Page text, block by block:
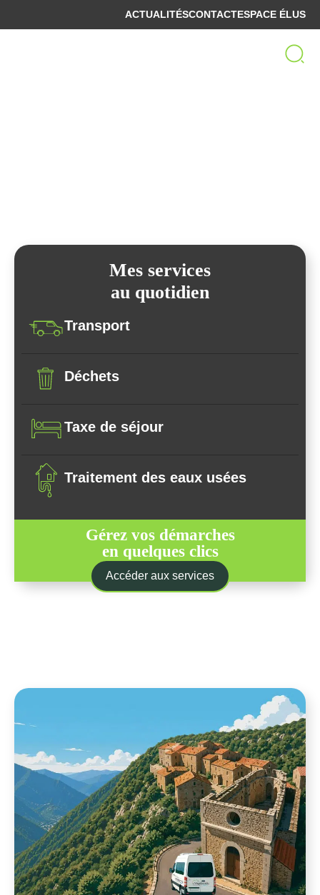
ACTUALITÉSCONTACTESPACE ÉLUS
Mes services
au quotidien
Transport
Déchets
Taxe de séjour
Traitement des eaux usées
Gérez vos démarches
en quelques clics
Accéder aux services